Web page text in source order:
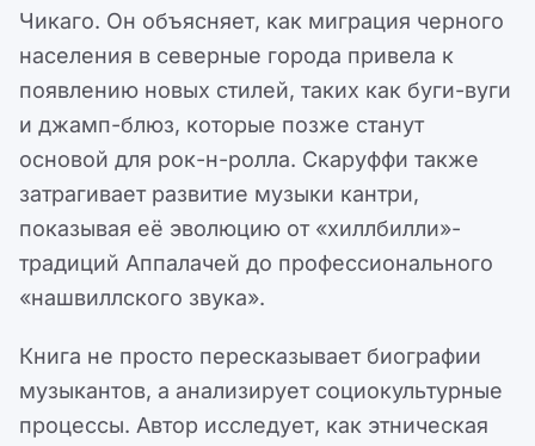
Чикаго. Он объясняет, как миграция черного
населения в северные города привела к
появлению новых стилей, таких как буги-вуги
и джамп-блюз, которые позже станут
основой для рок-н-ролла. Скаруффи также
затрагивает развитие музыки кантри,
показывая её эволюцию от «хиллбилли»-
традиций Аппалачей до профессионального
«нашвиллского звука».
Книга не просто пересказывает биографии
музыкантов, а анализирует социокультурные
процессы. Автор исследует, как этническая